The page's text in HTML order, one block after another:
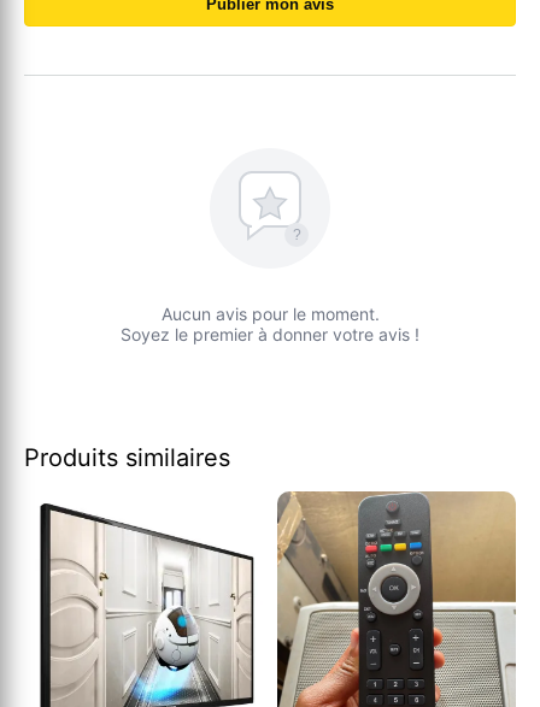
Publier mon avis
?
Aucun avis pour le moment.
Soyez le premier à donner votre avis !
Produits similaires